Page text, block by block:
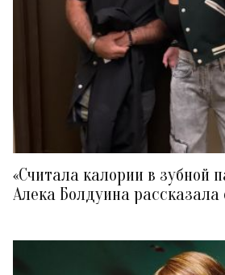
«Считала калории в зубной
Алека Болдуина рассказала